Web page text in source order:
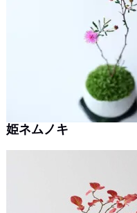
姫ネムノキ